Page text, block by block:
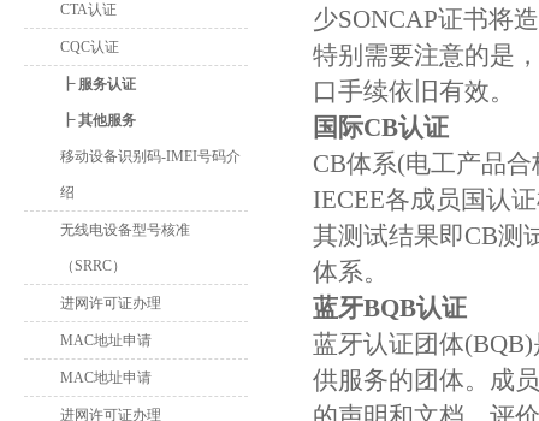
CTA认证
CQC认证
┠ 服务认证
┠ 其他服务
移动设备识别码-IMEI号码介
绍
无线电设备型号核准
（SRRC）
进网许可证办理
MAC地址申请
MAC地址申请
进网许可证办理
少SONCAP证书将
特别需要注意的是
口手续依旧有效。
国际CB认证
CB体系(电工产品
IECEE各成员国认
其测试结果即CB测
体系。
蓝牙BQB认证
蓝牙认证团体
供服务的团体。成